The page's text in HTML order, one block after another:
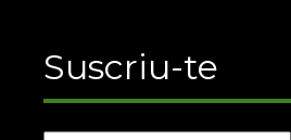
Suscriu-te